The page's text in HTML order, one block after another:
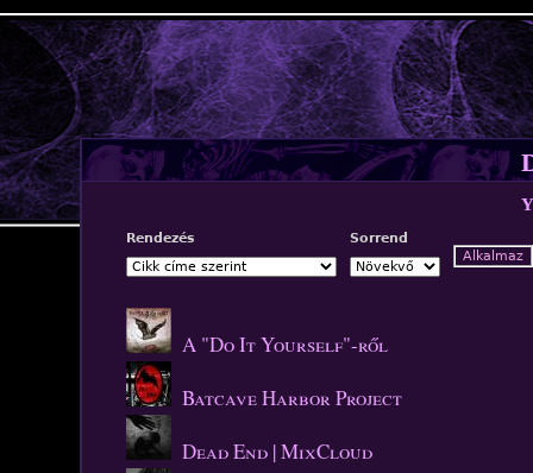
Jump to navigation
Rendezés Sorrend
A "Do It Yourself"-ről
Batcave Harbor Project
Dead End | MixCloud